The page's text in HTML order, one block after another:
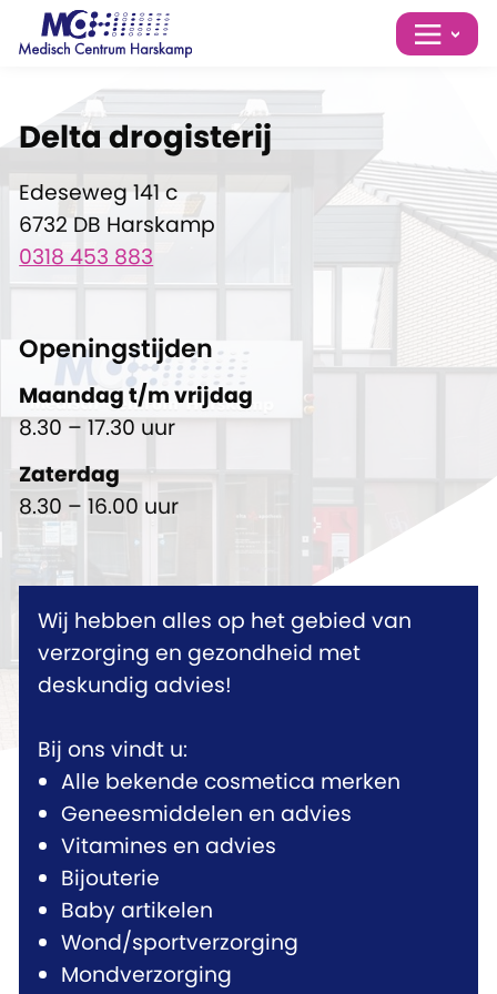
Delta drogisterij
Edeseweg 141 c
6732 DB Harskamp
0318 453 883
Openingstijden
Maandag t/m vrijdag
8.30 – 17.30 uur
Zaterdag
8.30 – 16.00 uur
Wij hebben alles op het gebied van
verzorging en gezondheid met
deskundig advies!
Bij ons vindt u:
Alle bekende cosmetica merken
Geneesmiddelen en advies
Vitamines en advies
Bijouterie
Baby artikelen
Wond/sportverzorging
Mondverzorging